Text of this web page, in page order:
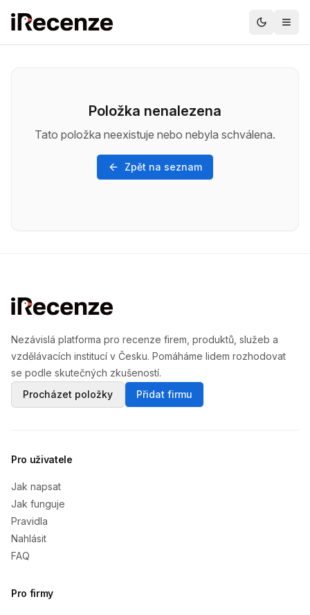
Položka nenalezena
Tato položka neexistuje nebo nebyla schválena.
Zpět na seznam
Nezávislá platforma pro recenze firem, produktů, služeb a
vzdělávacích institucí v Česku. Pomáháme lidem rozhodovat
se podle skutečných zkušeností.
Procházet položky
Přidat firmu
Pro uživatele
Jak napsat
Jak funguje
Pravidla
Nahlásit
FAQ
Pro firmy